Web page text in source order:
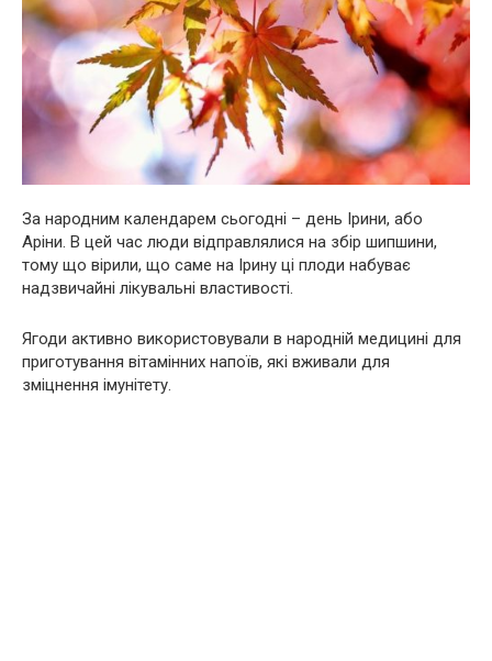
За народним календарем сьогодні – день Ірини, або
Аріни. В цей час люди відправлялися на збір шипшини,
тому що вірили, що саме на Ірину ці плоди набуває
надзвичайні лікувальні властивості.
Ягоди активно використовували в народній медицині для
приготування вітамінних напоїв, які вживали для
зміцнення імунітету.